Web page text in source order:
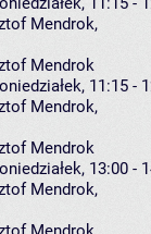
Mendrok,
Mendrok
11:15 -
Mendrok,
Mendrok
13:00 -
Mendrok,